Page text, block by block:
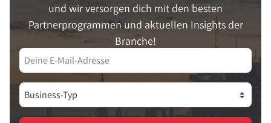
und wir versorgen dich mit den besten
Partnerprogrammen und aktuellen Insights der
Branche!